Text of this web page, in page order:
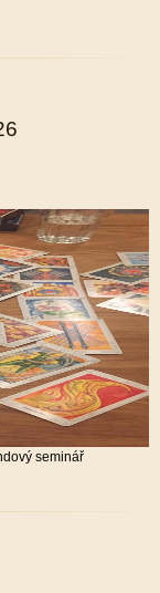
seminář